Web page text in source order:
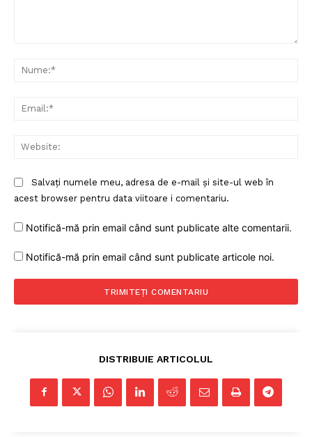
Salvați numele meu, adresa de e-mail și site-ul web în
acest browser pentru data viitoare i comentariu.
Notifică-mă prin email când sunt publicate alte comentarii.
Notifică-mă prin email când sunt publicate articole noi.
DISTRIBUIE ARTICOLUL